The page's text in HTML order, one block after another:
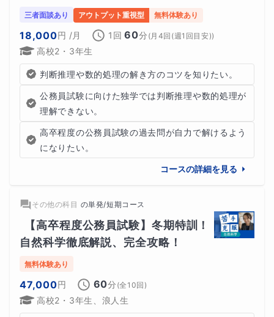
三者面談あり アウトプット重視型 無料体験あり
18,000円 /月 1回 60分 ( 月4回(週1回目安))
高校2・3年生
判断推理や数的処理の解き方のコツを知りたい。
公務員試験に向けた独学では判断推理や数的処理が
理解できない。
高卒程度の公務員試験の過去問が自力で解けるよう
になりたい。
コースの詳細を見る
その他の科目 の単発/短期コース
【高卒程度公務員試験】冬期特訓！
自然科学徹底解説、完全攻略！
無料体験あり
47,000円 60分 (全10回)
高校2・3年生、浪人生